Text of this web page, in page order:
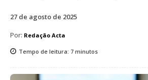
27 de agosto de 2025
Por: Redação Acta
Tempo de leitura: 7 minutos